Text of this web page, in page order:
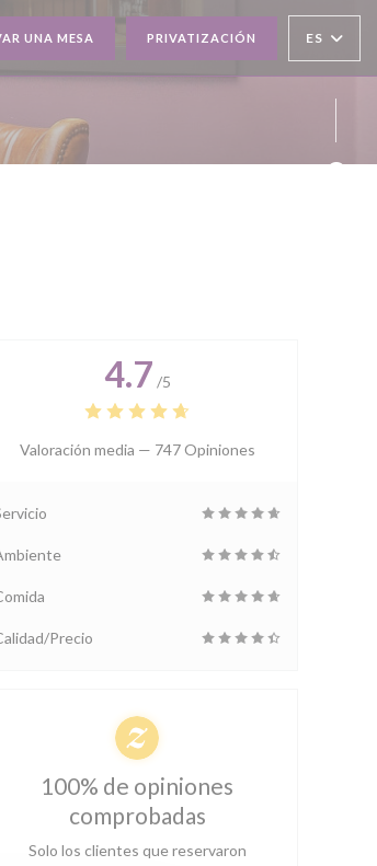
UNA MESA PRIVATIZACIÓN ES
4.7 /5
Valoración media — 747 Opiniones
Precio
100% de opiniones
comprobadas
Solo los clientes que reservaron